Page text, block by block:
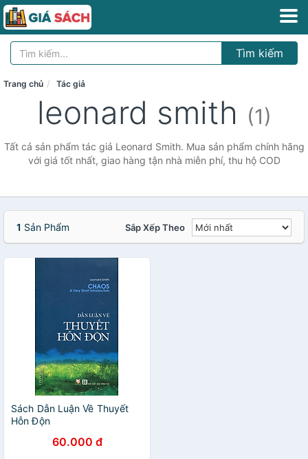
Tìm kiếm
Trang chủ Tác giả
leonard smith (1)
Tất cả sản phẩm tác giả Leonard Smith. Mua sản phẩm chính hãng
với giá tốt nhất, giao hàng tận nhà miễn phí, thu hộ COD
1 Sản Phẩm Sắp Xếp Theo
Sách Dẫn Luận Về Thuyết
Hỗn Độn
60.000 đ